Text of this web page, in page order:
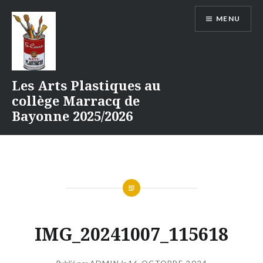
contenu
Les Arts Plastiques au
collège Marracq de
Bayonne 2025/2026
MENU
IMG_20241007_115618